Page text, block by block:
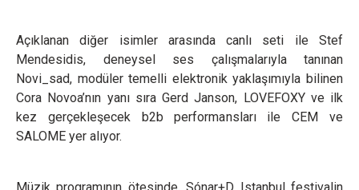
Açıklanan diğer isimler arasında canlı seti ile Stef
Mendesidis, deneysel ses çalışmalarıyla tanınan
Novi_sad, modüler temelli elektronik yaklaşımıyla bilinen
Cora Novoa’nın yanı sıra Gerd Janson, LOVEFOXY ve ilk
kez gerçekleşecek b2b performansları ile CEM ve
SALOME yer alıyor.
Müzik programının ötesinde, Sónar+D Istanbul festivalin